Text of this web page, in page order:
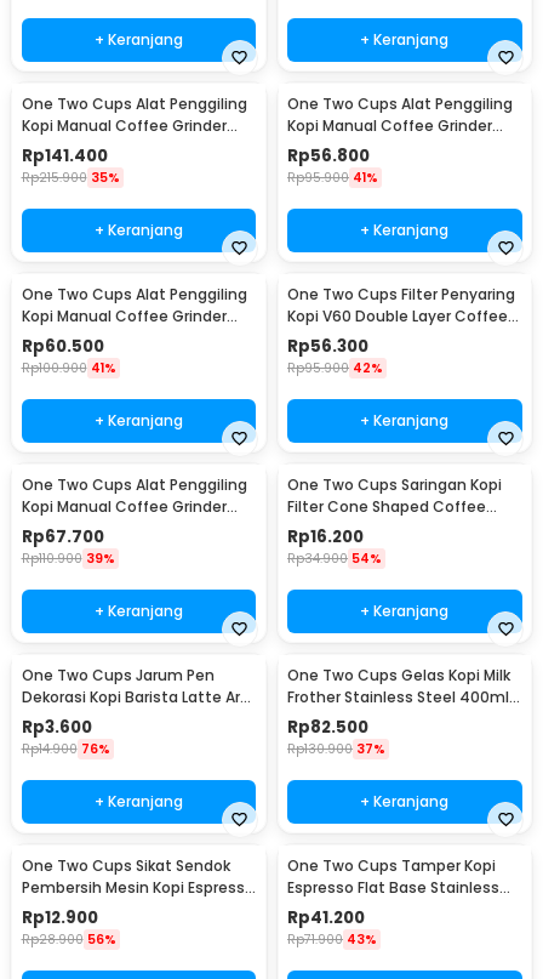
+ Keranjang + Keranjang
One Two Cups Alat Penggiling
Kopi Manual Coffee Grinder
Wood 30g - CW85532
Rp141.400
Rp215.900 35%
+ Keranjang
One Two Cups Alat Penggiling
Kopi Manual Coffee Grinder
160ml - CF012
Rp56.800
Rp95.900 41%
+ Keranjang
One Two Cups Alat Penggiling
Kopi Manual Coffee Grinder
Adjustable - RHNHA0176
Rp60.500
Rp100.900 41%
+ Keranjang
One Two Cups Filter Penyaring
Kopi V60 Double Layer Coffee
Filter - FS-40S
Rp56.300
Rp95.900 42%
+ Keranjang
One Two Cups Alat Penggiling
Kopi Manual Coffee Grinder
Adjustable - CF4146
Rp67.700
Rp110.900 39%
+ Keranjang
One Two Cups Saringan Kopi
Filter Cone Shaped Coffee
Dripper 1 PCS - K741
Rp16.200
Rp34.900 54%
+ Keranjang
One Two Cups Jarum Pen
Dekorasi Kopi Barista Latte Art
Needle 13cm - F3F27
Rp3.600
Rp14.900 76%
+ Keranjang
One Two Cups Gelas Kopi Milk
Frother Stainless Steel 400ml -
WZ0011
Rp82.500
Rp130.900 37%
+ Keranjang
One Two Cups Sikat Sendok
Pembersih Mesin Kopi Espresso
2in1 - 8809
Rp12.900
Rp28.900 56%
One Two Cups Tamper Kopi
Espresso Flat Base Stainless
Steel 51mm - SS51
Rp41.200
Rp71.900 43%